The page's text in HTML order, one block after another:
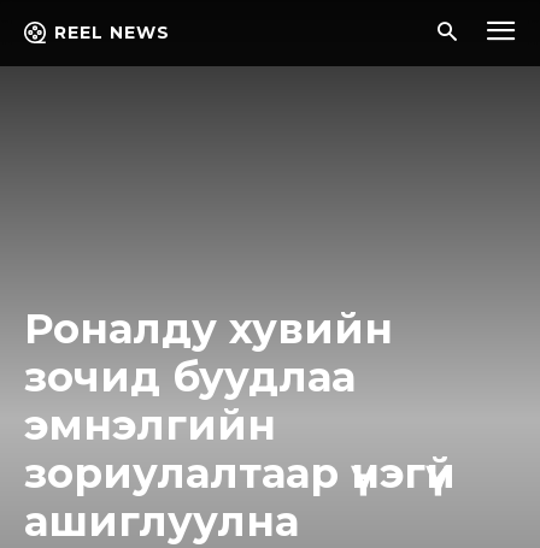
REEL NEWS
Роналду хувийн
зочид буудлаа
эмнэлгийн
зориулалтаар үнэгүй
ашиглуулна